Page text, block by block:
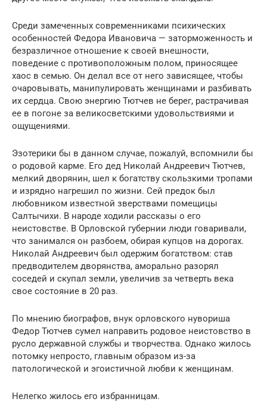
Среди замеченных современниками психических
особенностей Федора Ивановича — заторможенность и
безразличное отношение к своей внешности,
поведение с противоположным полом, приносящее
хаос в семью. Он делал все от него зависящее, чтобы
очаровывать, манипулировать женщинами и разбивать
их сердца. Свою энергию Тютчев не берег, растрачивая
ее в погоне за великосветскими удовольствиями и
ощущениями.
Эзотерики бы в данном случае, пожалуй, вспомнили бы
о родовой карме. Его дед Николай Андреевич Тютчев,
мелкий дворянин, шел к богатству скользкими тропами
и изрядно нагрешил по жизни. Сей предок был
любовником известной зверствами помещицы
Салтычихи. В народе ходили рассказы о его
неистовстве. В Орловской губернии люди говаривали,
что занимался он разбоем, обирая купцов на дорогах.
Николай Андреевич был одержим богатством: став
предводителем дворянства, аморально разорял
соседей и скупал земли, увеличив за четверть века
свое состояние в 20 раз.
По мнению биографов, внук орловского нувориша
Федор Тютчев сумел направить родовое неистовство в
русло державной службы и творчества. Однако жилось
потомку непросто, главным образом из-за
патологической и эгоистичной любви к женщинам.
Нелегко жилось его избранницам.